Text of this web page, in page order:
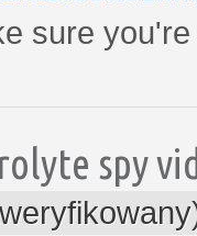
sure
spy